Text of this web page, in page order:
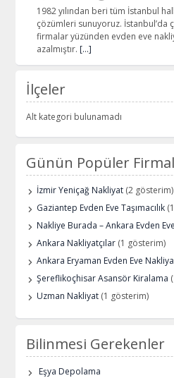
1982 yılından beri tüm İstanbul
çözümleri sunuyoruz. İstanbul’da
firmalar yüzünden evden eve
azalmıştır. […]
İlçeler
Alt kategori bulunamadı
Günün Popüler
İzmir Yeniçağ Nakliyat (2 gösterim)
Gaziantep Evden Eve Taşımacılık
Nakliye Burada – Ankara Evden
Ankara Nakliyatçılar (1 gösterim)
Ankara Eryaman Evden Eve
Şereflikoçhisar Asansör Kiralama
Uzman Nakliyat (1 gösterim)
Bilinmesi Gerekenler
Eşya Depolama